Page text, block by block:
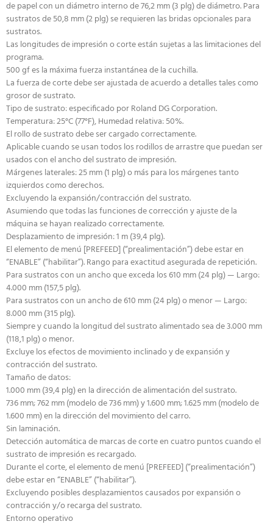
de papel con un diámetro interno de 76,2 mm (3 plg) de diámetro. Para
sustratos de 50,8 mm (2 plg) se requieren las bridas opcionales para
sustratos.
Las longitudes de impresión o corte están sujetas a las limitaciones del
programa.
500 gf es la máxima fuerza instantánea de la cuchilla.
La fuerza de corte debe ser ajustada de acuerdo a detalles tales como
grosor de sustrato.
Tipo de sustrato: especificado por Roland DG Corporation.
Temperatura: 25°C (77°F), Humedad relativa: 50%.
El rollo de sustrato debe ser cargado correctamente.
Aplicable cuando se usan todos los rodillos de arrastre que puedan ser
usados con el ancho del sustrato de impresión.
Márgenes laterales: 25 mm (1 plg) o más para los márgenes tanto
izquierdos como derechos.
Excluyendo la expansión/contracción del sustrato.
Asumiendo que todas las funciones de corrección y ajuste de la
máquina se hayan realizado correctamente.
Desplazamiento de impresión: 1 m (39,4 plg).
El elemento de menú [PREFEED] (“prealimentación”) debe estar en
“ENABLE” (“habilitar”). Rango para exactitud asegurada de repetición.
Para sustratos con un ancho que exceda los 610 mm (24 plg) — Largo:
4.000 mm (157,5 plg).
Para sustratos con un ancho de 610 mm (24 plg) o menor — Largo:
8.000 mm (315 plg).
Siempre y cuando la longitud del sustrato alimentado sea de 3.000 mm
(118,1 plg) o menor.
Excluye los efectos de movimiento inclinado y de expansión y
contracción del sustrato.
Tamaño de datos:
1.000 mm (39,4 plg) en la dirección de alimentación del sustrato.
736 mm; 762 mm (modelo de 736 mm) y 1.600 mm; 1.625 mm (modelo de
1.600 mm) en la dirección del movimiento del carro.
Sin laminación.
Detección automática de marcas de corte en cuatro puntos cuando el
sustrato de impresión es recargado.
Durante el corte, el elemento de menú [PREFEED] (“prealimentación”)
debe estar en “ENABLE” (“habilitar”).
Excluyendo posibles desplazamientos causados por expansión o
contracción y/o recarga del sustrato.
Entorno operativo